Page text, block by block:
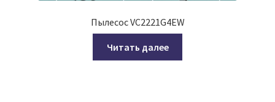
Пылесос VC2221G4EW
Читать далее